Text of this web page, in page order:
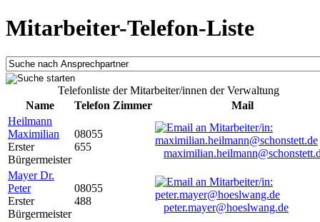
Mitarbeiter-Telefon-Liste
Telefonliste der Mitarbeiter/innen der Verwaltung
Name
Telefon Zimmer
Mail
Heilmann
Maximilian
Erster
Bürgermeister
08055
655
Mayer Dr.
Peter
Erster
Bürgermeister
08055
488
peter.mayer@hoeslwang.de